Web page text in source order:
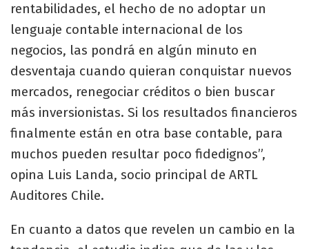
rentabilidades, el hecho de no adoptar un
lenguaje contable internacional de los
negocios, las pondrá en algún minuto en
desventaja cuando quieran conquistar nuevos
mercados, renegociar créditos o bien buscar
más inversionistas. Si los resultados financieros
finalmente están en otra base contable, para
muchos pueden resultar poco fidedignos”,
opina Luis Landa, socio principal de ARTL
Auditores Chile.
En cuanto a datos que revelen un cambio en la